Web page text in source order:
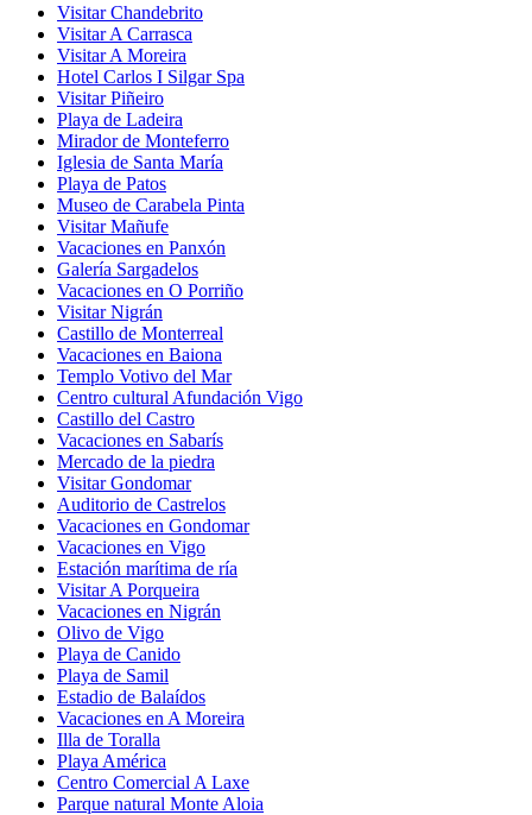
Visitar Chandebrito
Visitar A Carrasca
Visitar A Moreira
Hotel Carlos I Silgar Spa
Visitar Piñeiro
Playa de Ladeira
Mirador de Monteferro
Iglesia de Santa María
Playa de Patos
Museo de Carabela Pinta
Visitar Mañufe
Vacaciones en Panxón
Galería Sargadelos
Vacaciones en O Porriño
Visitar Nigrán
Castillo de Monterreal
Vacaciones en Baiona
Templo Votivo del Mar
Centro cultural Afundación Vigo
Castillo del Castro
Vacaciones en Sabarís
Mercado de la piedra
Visitar Gondomar
Auditorio de Castrelos
Vacaciones en Gondomar
Vacaciones en Vigo
Estación marítima de ría
Visitar A Porqueira
Vacaciones en Nigrán
Olivo de Vigo
Playa de Canido
Playa de Samil
Estadio de Balaídos
Vacaciones en A Moreira
Illa de Toralla
Playa América
Centro Comercial A Laxe
Parque natural Monte Aloia